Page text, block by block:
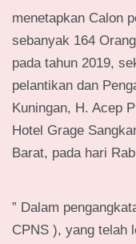
menetapkan Calon
sebanyak 164
pada tahun 2019,
pelantikan dan
Kuningan, H. Acep
Hotel Grage
Barat, pada hari
” Dalam
CPNS ), yang telah